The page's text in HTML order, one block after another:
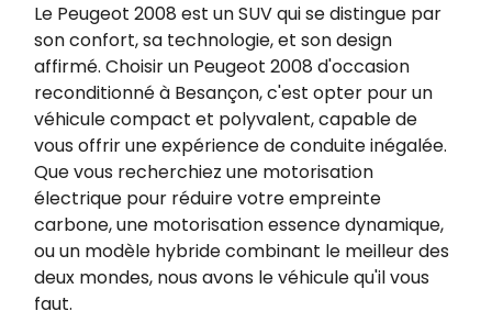
Le Peugeot 2008 est un SUV qui se distingue par
son confort, sa technologie, et son design
affirmé. Choisir un Peugeot 2008 d'occasion
reconditionné à Besançon, c'est opter pour un
véhicule compact et polyvalent, capable de
vous offrir une expérience de conduite inégalée.
Que vous recherchiez une motorisation
électrique pour réduire votre empreinte
carbone, une motorisation essence dynamique,
ou un modèle hybride combinant le meilleur des
deux mondes, nous avons le véhicule qu'il vous
faut.